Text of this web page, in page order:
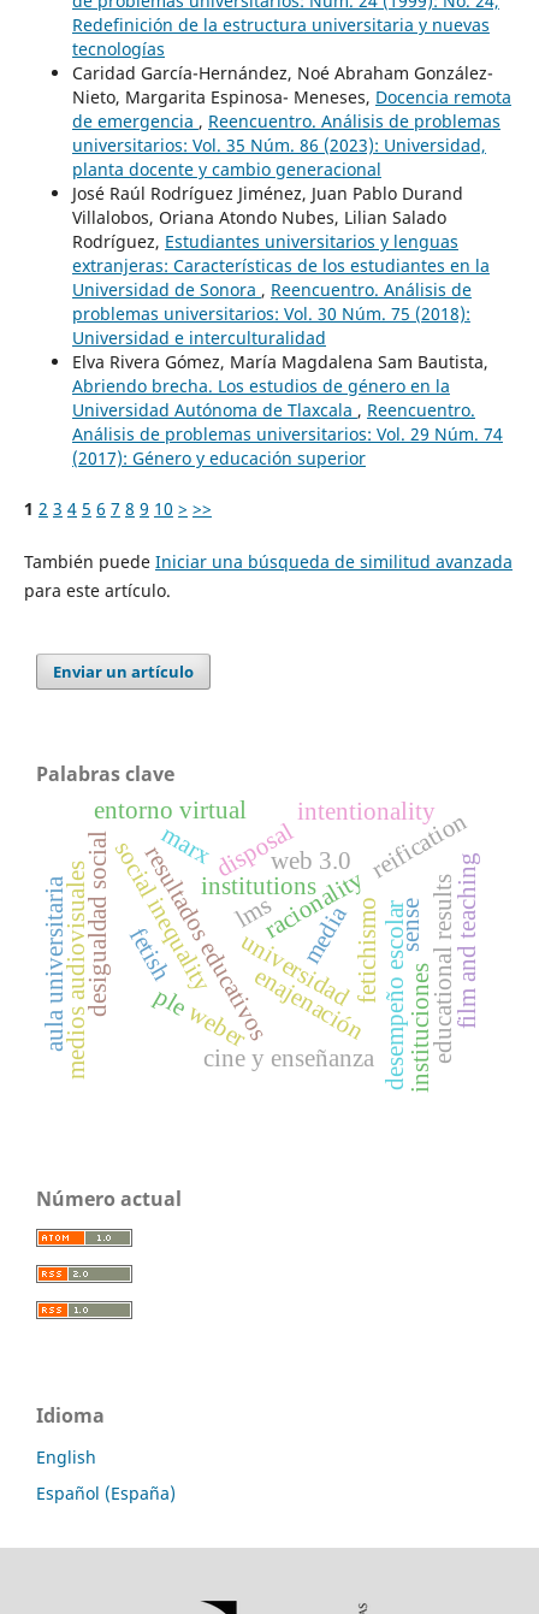
Redefinición de la estructura universitaria y nuevas
tecnologías
Caridad García-Hernández, Noé Abraham González-
Nieto, Margarita Espinosa- Meneses, Docencia remota
de emergencia , Reencuentro. Análisis de problemas
universitarios: Vol. 35 Núm. 86 (2023): Universidad,
planta docente y cambio generacional
José Raúl Rodríguez Jiménez, Juan Pablo Durand
Villalobos, Oriana Atondo Nubes, Lilian Salado
Rodríguez, Estudiantes universitarios y lenguas
extranjeras: Características de los estudiantes en la
Universidad de Sonora , Reencuentro. Análisis de
problemas universitarios: Vol. 30 Núm. 75 (2018):
Universidad e interculturalidad
Elva Rivera Gómez, María Magdalena Sam Bautista,
Abriendo brecha. Los estudios de género en la
Universidad Autónoma de Tlaxcala , Reencuentro.
Análisis de problemas universitarios: Vol. 29 Núm. 74
(2017): Género y educación superior
1 2 3 4 5 6 7 8 9 10 > >>
También puede Iniciar una búsqueda de similitud avanzada
para este artículo.
Enviar un artículo
Palabras clave
universidadfetichismo
resultados educativos desempeño escolar
social inequality
desigualdad social racionality
weber
institutions
instituciones
fetish
disposal reification
enajenación
marx
educational results
media film and teaching
medios audiovisuales cine y enseñanza
ple
lms
entorno virtual
web 3.0
aula universitaria
intentionality
sense
Número actual
Idioma
English
Español (España)